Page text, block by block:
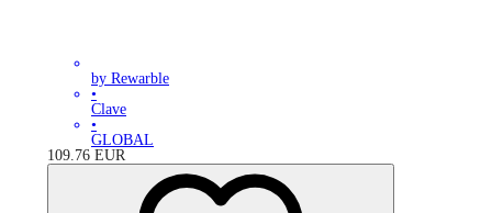
by Rewarble
•
Clave
•
GLOBAL
109.76 EUR